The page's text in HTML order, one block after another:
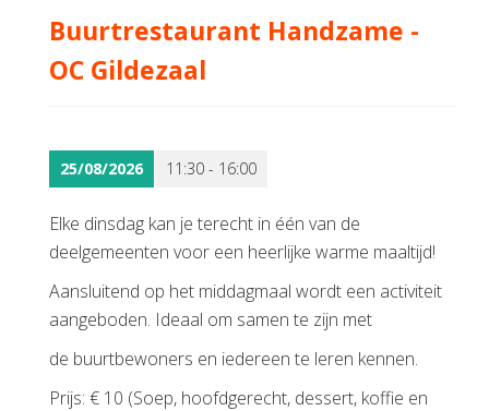
Buurtrestaurant Handzame -
OC Gildezaal
25/08/2026 11:30 - 16:00
Elke dinsdag kan je terecht in één van de
deelgemeenten voor een heerlijke warme maaltijd!
Aansluitend op het middagmaal wordt een activiteit
aangeboden. Ideaal om samen te zijn met
de buurtbewoners en iedereen te leren kennen.
Prijs: € 10 (Soep, hoofdgerecht, dessert, koffie en